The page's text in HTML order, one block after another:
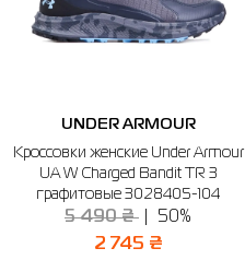
UNDER ARMOUR
Кроссовки женские Under Armour
UA W Charged Bandit TR 3
графитовые 3028405-104
5 490 ₴ 50%
2 745 ₴